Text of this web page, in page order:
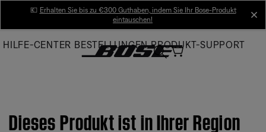
Main
💶 Erhalten Sie bis zu €300 Guthaben, indem Sie Ihr Bose-Produkt
eintauschen!
HILFE-CENTER BESTELLUNGEN PRODUKT-SUPPORT
Dieses Produkt ist in Ihrer Region